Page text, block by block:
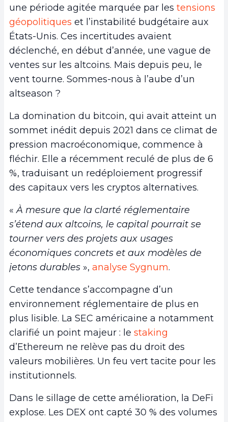
une période agitée marquée par les tensions
géopolitiques et l’instabilité budgétaire aux
États-Unis. Ces incertitudes avaient
déclenché, en début d’année, une vague de
ventes sur les altcoins. Mais depuis peu, le
vent tourne. Sommes-nous à l’aube d’un
altseason ?
La domination du bitcoin, qui avait atteint un
sommet inédit depuis 2021 dans ce climat de
pression macroéconomique, commence à
fléchir. Elle a récemment reculé de plus de 6
%, traduisant un redéploiement progressif
des capitaux vers les cryptos alternatives.
« À mesure que la clarté réglementaire
s’étend aux altcoins, le capital pourrait se
tourner vers des projets aux usages
économiques concrets et aux modèles de
jetons durables », analyse Sygnum.
Cette tendance s’accompagne d’un
environnement réglementaire de plus en
plus lisible. La SEC américaine a notamment
clarifié un point majeur : le staking
d’Ethereum ne relève pas du droit des
valeurs mobilières. Un feu vert tacite pour les
institutionnels.
Dans le sillage de cette amélioration, la DeFi
explose. Les DEX ont capté 30 % des volumes